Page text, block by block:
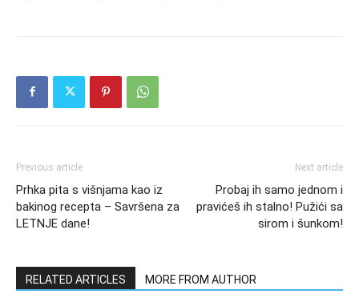
Previous article
Prhka pita s višnjama kao iz
bakinog recepta – Savršena za
LETNJE dane!
Next article
Probaj ih samo jednom i
pravićeš ih stalno! Pužići sa
sirom i šunkom!
RELATED ARTICLES MORE FROM AUTHOR